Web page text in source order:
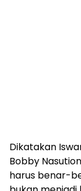
Dikatakan
Bobby
harus benar-